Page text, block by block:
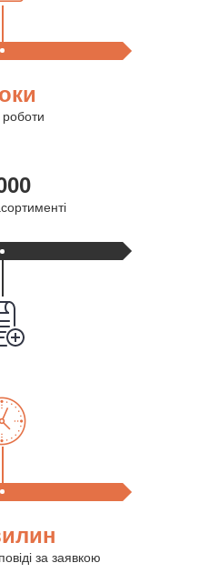
роботи
за заявкою